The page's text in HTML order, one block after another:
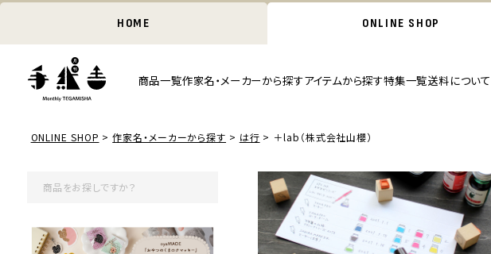
HOME ONLINE SHOP
商品一覧作家名・メーカーから探すアイテムから探す特集一覧送料について
ONLINE SHOP 作家名・メーカーから探す は行 ＋lab（株式会社山櫻）